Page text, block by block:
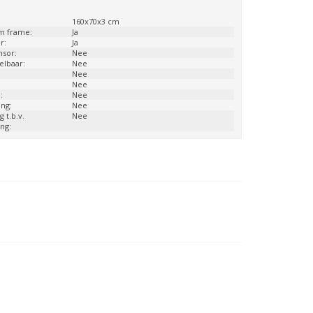
160x70x3 cm
frame:
Ja
Ja
Nee
Nee
Nee
Nee
Nee
Nee
t.b.v.
Nee